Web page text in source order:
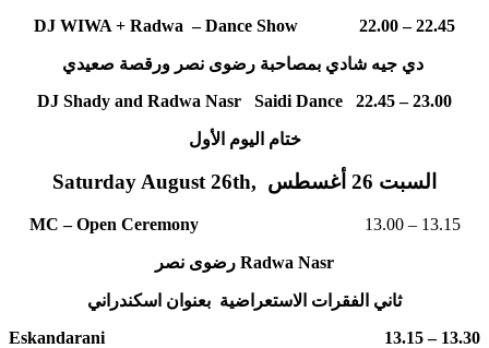
DJ WIWA + Radwa – Dance Show 22.00 – 22.45
دي جيه شادي بمصاحبة رضوى نصر ورقصة صعيدي
DJ Shady and Radwa Nasr Saidi Dance 22.45 – 23.00
ختام اليوم الأول
Saturday August 26th, السبت 26 أغسطس
MC – Open Ceremony13.00 – 13.15
رضوى نصر Radwa Nasr
ثاني الفقرات الاستعراضية بعنوان اسكندراني
Eskandarani 13.15 – 13.30